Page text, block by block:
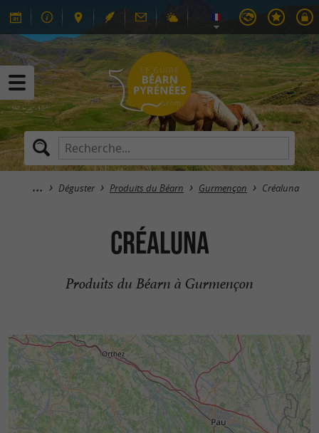
Déguster Produits du Béarn Gurmençon Créaluna
Créaluna
Produits du Béarn à Gurmençon